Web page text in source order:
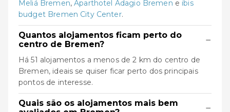
Meliá Bremen,Aparthotel Adagio Bremen e ibis
budget Bremen City Center.
Quantos alojamentos ficam perto do
centro de Bremen?
−
Há 51 alojamentos a menos de 2 km do centro de
Bremen, ideais se quiser ficar perto dos principais
pontos de interesse.
Quais são os alojamentos mais bem
−